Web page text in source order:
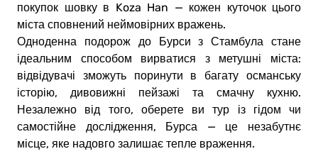
покупок шовку в Koza Han — кожен куточок цього
міста сповнений неймовірних вражень.
Одноденна подорож до Бурси з Стамбула стане
ідеальним способом вирватися з метушні міста:
відвідувачі зможуть поринути в багату османську
історію, дивовижні пейзажі та смачну кухню.
Незалежно від того, оберете ви тур із гідом чи
самостійне дослідження, Бурса — це незабутнє
місце, яке надовго залишає тепле враження.